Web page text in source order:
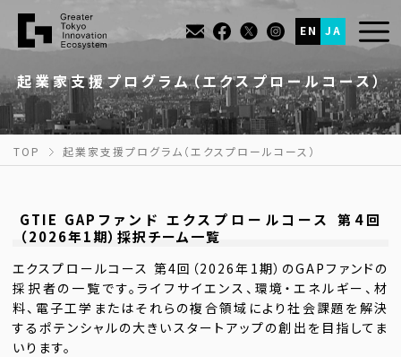
EN JA
起業家支援プログラム（エクスプロールコース）
TOP 起業家支援プログラム（エクスプロールコース）
GTIE GAPファンド エクスプロールコース 第4回
（2026年1期）採択チーム一覧
エクスプロールコース 第4回（2026年1期）のGAPファンドの
採択者の一覧です。ライフサイエンス、環境・エネルギー、材
料、電子工学またはそれらの複合領域により社会課題を解決
するポテンシャルの大きいスタートアップの創出を目指してま
いります。